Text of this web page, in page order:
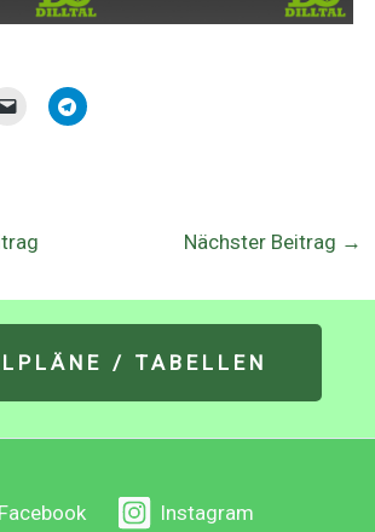
Nächster Beitrag →
/ TABELLEN
Facebook Instagram